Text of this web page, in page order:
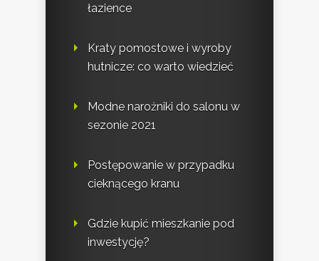
łazience
Kraty pomostowe i wyroby
hutnicze: co warto wiedzieć
Modne narożniki do salonu w
sezonie 2021
Postępowanie w przypadku
cieknącego kranu
Gdzie kupić mieszkanie pod
inwestycję?